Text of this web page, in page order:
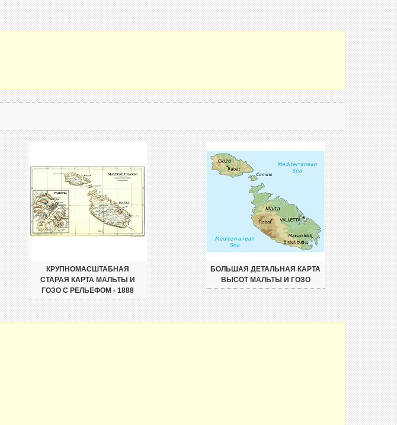
КРУПНОМАСШТАБНАЯ
СТАРАЯ КАРТА МАЛЬТЫ И
ГОЗО С РЕЛЬЕФОМ - 1888
БОЛЬШАЯ ДЕТАЛЬНАЯ КАРТА
ВЫСОТ МАЛЬТЫ И ГОЗО